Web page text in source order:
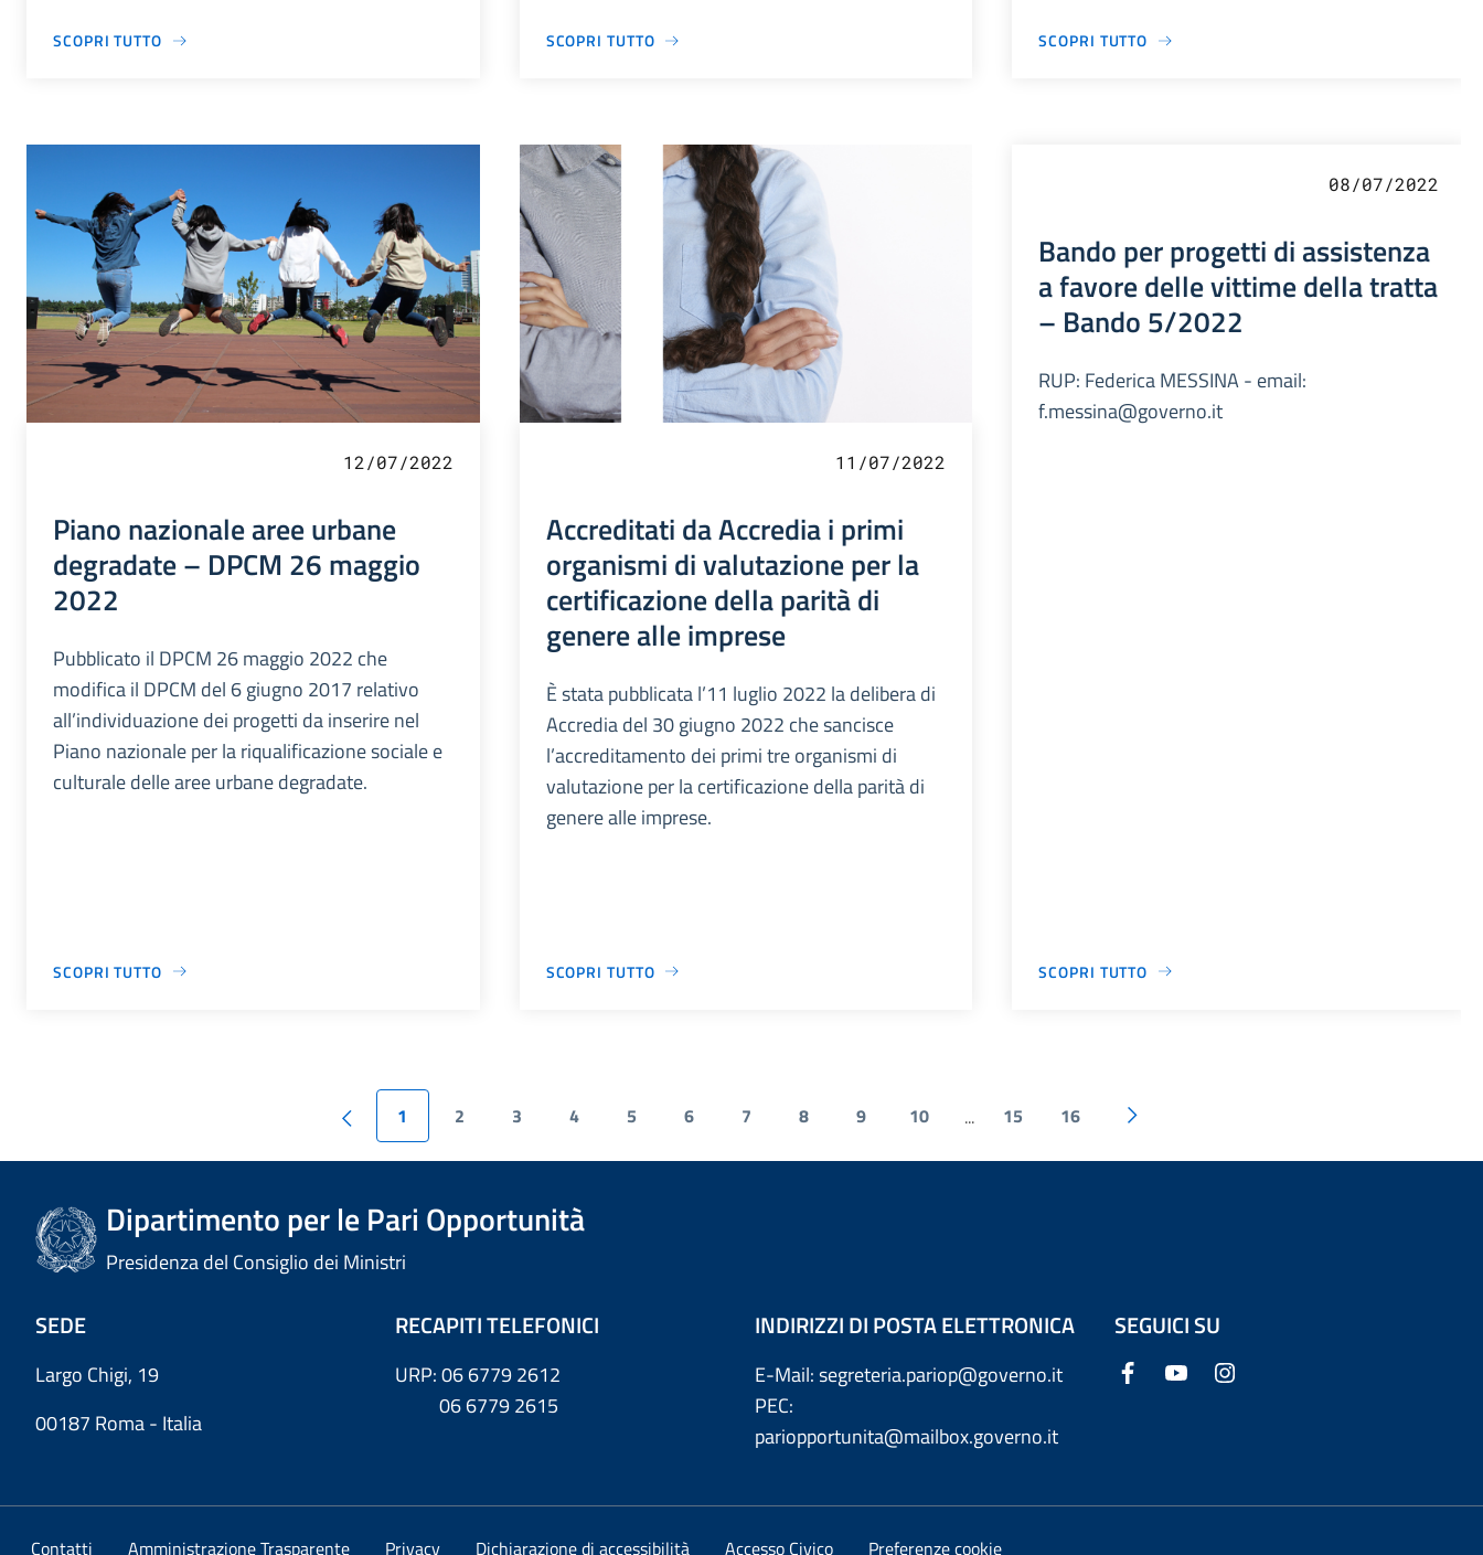
SCOPRI TUTTO SCOPRI TUTTO SCOPRI TUTTO
12/07/2022
Piano nazionale aree urbane
degradate – DPCM 26 maggio
2022
Pubblicato il DPCM 26 maggio 2022 che
modifica il DPCM del 6 giugno 2017 relativo
all’individuazione dei progetti da inserire nel
Piano nazionale per la riqualificazione sociale e
culturale delle aree urbane degradate.
SCOPRI TUTTO
11/07/2022
Accreditati da Accredia i primi
organismi di valutazione per la
certificazione della parità di
genere alle imprese
È stata pubblicata l’11 luglio 2022 la delibera di
Accredia del 30 giugno 2022 che sancisce
l’accreditamento dei primi tre organismi di
valutazione per la certificazione della parità di
genere alle imprese.
SCOPRI TUTTO
08/07/2022
Bando per progetti di assistenza
a favore delle vittime della tratta
– Bando 5/2022
RUP: Federica MESSINA - email:
f.messina@governo.it
SCOPRI TUTTO
1 2 3 4 5 6 7 8 9 10 ... 15 16
Dipartimento per le Pari Opportunità
Presidenza del Consiglio dei Ministri
SEDE
Largo Chigi, 19
00187 Roma - Italia
RECAPITI TELEFONICI
URP: 06 6779 2612
06 6779 2615
INDIRIZZI DI POSTA ELETTRONICA
E-Mail: segreteria.pariop@governo.it
PEC:
pariopportunita@mailbox.governo.it
SEGUICI SU
Contatti Amministrazione Trasparente Privacy Dichiarazione di accessibilità Accesso Civico Preferenze cookie